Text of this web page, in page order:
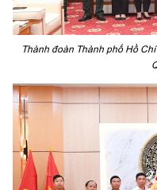
Thành đoàn Thành phố Hồ